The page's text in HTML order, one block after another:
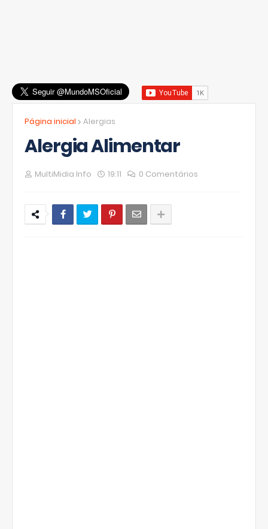
Página inicial Alergias
Alergia Alimentar
MultiMidia Info 19:11 0 Comentários